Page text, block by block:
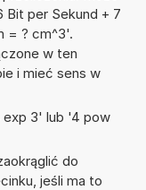
Bit per Sekund + 7
= ? cm^3'.
w ten
i mieć sens w
3' lub '4 pow
do
jeśli ma to